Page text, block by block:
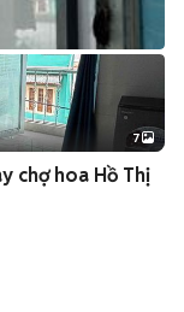
+2
7
chợ hoa Hồ Thị